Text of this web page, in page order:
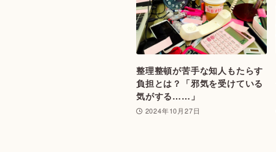
整理整頓が苦手な知人もたらす
負担とは？「邪気を受けている
気がする……」
2024年10月27日